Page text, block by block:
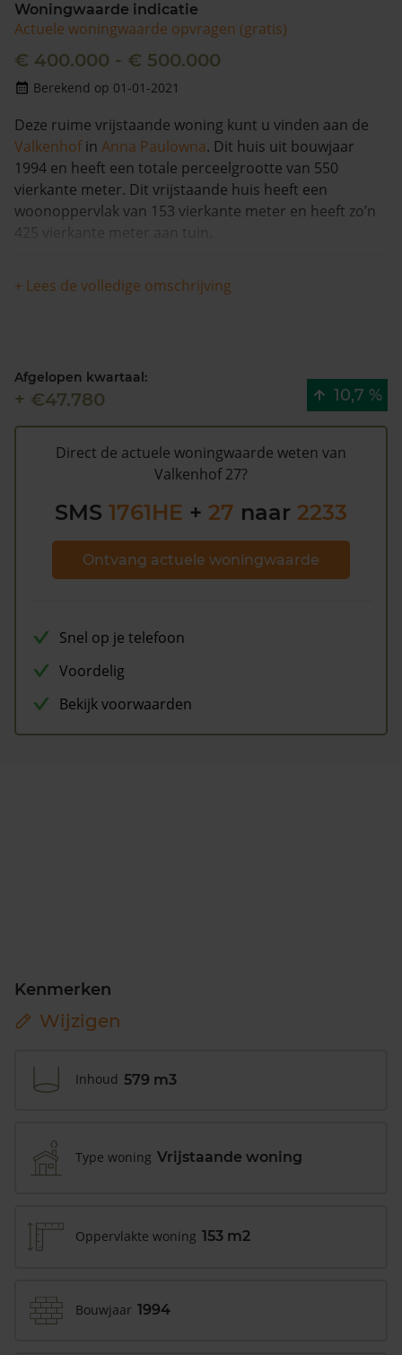
Woningwaarde indicatie
Actuele woningwaarde opvragen (gratis)
€ 400.000 - € 500.000
Berekend op 01-01-2021
Deze ruime vrijstaande woning kunt u vinden aan de
Valkenhofin Anna Paulowna. Dit huis uit bouwjaar
1994 en heeft een totale perceelgrootte van 550
vierkante meter. Dit vrijstaande huis heeft een
woonoppervlak van 153 vierkante meter en heeft zo’n
425 vierkante meter aan tuin.
Deze woning is in 2001 voor het laatst van eigenaar
veranderd en is met meer dan 7% in waarde gestegen
De WOZ waarde van Valkenhof 27 volgens de
gemeente Hollands Kroon is €388.000 (2020). Volgens
Kadasterdata is de kans laag dat deze waarde te hoog
is en dat er bespaard zou kunnen worden op de
gemeentelijke belastingen. Met het
waarde en kansen op besparing. Schrijf u hiergratis in.
+ Lees de volledige omschrijving
Afgelopen kwartaal:
+ €47.780 10,7 %
Direct de actuele woningwaarde weten van
Valkenhof 27?
SMS 1761HE + 27 naar 2233
Ontvang actuele woningwaarde
Snel op je telefoon
Voordelig
Bekijk voorwaarden
Kenmerken
Wijzigen
Inhoud 579 m3
Type woning Vrijstaande woning
Oppervlakte woning 153 m2
Bouwjaar 1994